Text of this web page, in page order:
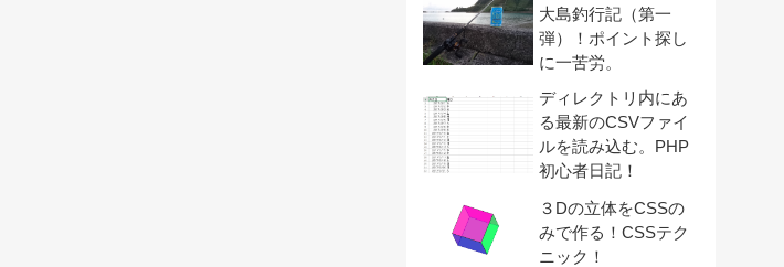
大島釣行記（第一
弾）！ポイント探し
に一苦労。
ディレクトリ内にあ
る最新のCSVファイ
ルを読み込む。PHP
初心者日記！
３Dの立体をCSSの
みで作る！CSSテク
ニック！